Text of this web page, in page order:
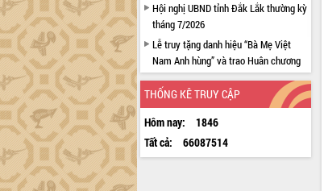
Hội nghị UBND tỉnh Đắk Lắk thường kỳ
tháng 7/2026
Lễ truy tặng danh hiệu “Bà Mẹ Việt
Nam Anh hùng” và trao Huân chương
Lao động
UBND tỉnh Đắk Lắk triển khai nhiệm
vụ 6 tháng cuối năm 2026
Kỳ họp thứ Hai, Hội đồng nhân dân
tỉnh khóa XI quyết nghị nhiều nội dung
THỐNG KÊ TRUY CẬP
Hôm nay:
1846
Tất cả:
66087514